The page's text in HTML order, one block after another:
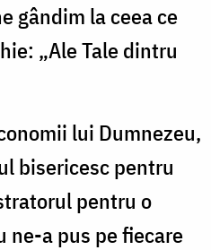
gândim la ceea ce
„Ale Tale dintru
lui Dumnezeu,
bisericesc pentru
pentru o
ne-a pus pe fiecare